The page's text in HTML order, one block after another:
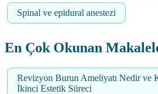
Spinal ve epidural anestezi
En Çok Okunan
Revizyon Burun Ameliyatı Nedir ve
İkinci Estetik Süreci